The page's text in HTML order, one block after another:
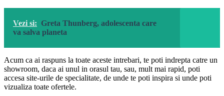
Vezi si: Greta Thunberg, adolescenta care
va salva planeta
Acum ca ai raspuns la toate aceste intrebari, te poti indrepta catre un
showroom, daca ai unul in orasul tau, sau, mult mai rapid, poti
accesa site-urile de specialitate, de unde te poti inspira si unde poti
vizualiza toate ofertele.